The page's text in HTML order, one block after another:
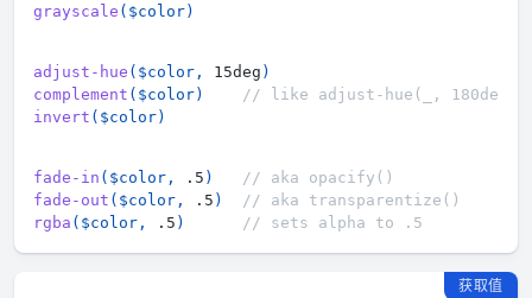
grayscale ( $color)
adjust-hue ( $color , 15deg )
complement ( $color)
// like adjust-hue(_, 180deg)
invert ( $color)
fade-in ( $color , .5 )
// aka opacify()
fade-out ( $color , .5 )
// aka transparentize()
rgba ( $color , .5 ) // sets alpha to .5
获取值